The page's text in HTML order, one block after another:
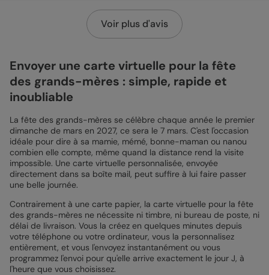
Voir plus d'avis
Envoyer une carte virtuelle pour la fête
des grands-mères : simple, rapide et
inoubliable
La fête des grands-mères se célèbre chaque année le premier
dimanche de mars en 2027, ce sera le 7 mars. C'est l'occasion
idéale pour dire à sa mamie, mémé, bonne-maman ou nanou
combien elle compte, même quand la distance rend la visite
impossible. Une carte virtuelle personnalisée, envoyée
directement dans sa boîte mail, peut suffire à lui faire passer
une belle journée.
Contrairement à une carte papier, la carte virtuelle pour la fête
des grands-mères ne nécessite ni timbre, ni bureau de poste, ni
délai de livraison. Vous la créez en quelques minutes depuis
votre téléphone ou votre ordinateur, vous la personnalisez
entièrement, et vous l'envoyez instantanément ou vous
programmez l'envoi pour qu'elle arrive exactement le jour J, à
l'heure que vous choisissez.